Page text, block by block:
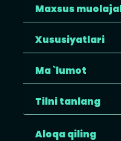
Maxsus
Xususiyatlari
Ma `lumot
Tilni tanlang
Aloqa qiling